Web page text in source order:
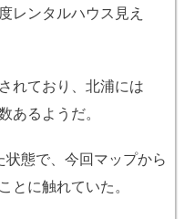
レンタルハウス見え
れており、北浦には
あるようだ。
態で、今回マップから
とに触れていた。